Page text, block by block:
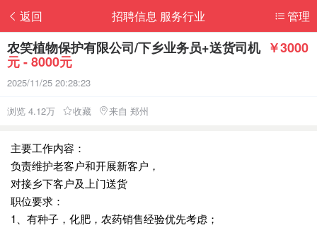
返回 管理
招聘信息 服务行业
农笑植物保护有限公司/下乡业务员+送货司机 ￥3000
元 - 8000元
2025/11/25 20:28:23
浏览 4.12万 收藏 来自 郑州
主要工作内容：
负责维护老客户和开展新客户，
对接乡下客户及上门送货
职位要求：
1、有种子，化肥，农药销售经验优先考虑；